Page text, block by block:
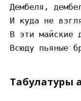
Дембеля,
И куда не
В эти майские
Табулатуры